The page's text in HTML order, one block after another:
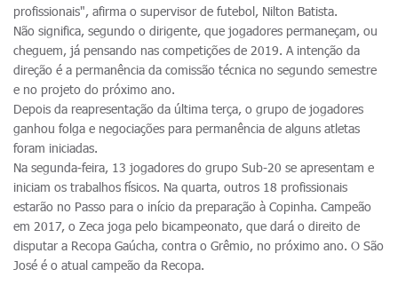
profissionais", afirma o supervisor de futebol, Nilton Batista.
Não significa, segundo o dirigente, que jogadores permaneçam, ou
cheguem, já pensando nas competições de 2019. A intenção da
direção é a permanência da comissão técnica no segundo semestre
e no projeto do próximo ano.
Depois da reapresentação da última terça, o grupo de jogadores
ganhou folga e negociações para permanência de alguns atletas
foram iniciadas.
Na segunda-feira, 13 jogadores do grupo Sub-20 se apresentam e
iniciam os trabalhos físicos. Na quarta, outros 18 profissionais
estarão no Passo para o início da preparação à Copinha. Campeão
em 2017, o Zeca joga pelo bicampeonato, que dará o direito de
disputar a Recopa Gaúcha, contra o Grêmio, no próximo ano. O São
José é o atual campeão da Recopa.